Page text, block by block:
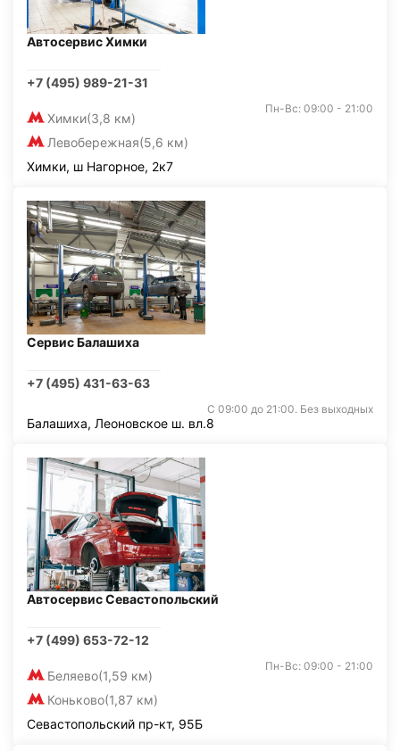
Автосервис Химки
+7 (495) 989-21-31
Химки(3,8 км)
Левобережная(5,6 км)
Пн-Вс: 09:00 - 21:00
Химки, ш Нагорное, 2к7
Сервис Балашиха
+7 (495) 431-63-63
С 09:00 до 21:00. Без выходных
Балашиха, Леоновское ш. вл.8
Автосервис Севастопольский
+7 (499) 653-72-12
Беляево(1,59 км)
Коньково(1,87 км)
Пн-Вс: 09:00 - 21:00
Севастопольский пр-кт, 95Б